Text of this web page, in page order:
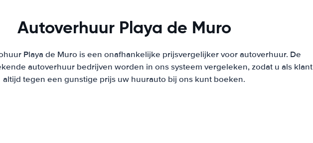
Autoverhuur Playa de Muro
Playa de Muro is een onafhankelijke prijsvergelijker voor autoverhuur. De
autoverhuur bedrijven worden in ons systeem vergeleken, zodat u als klant
altijd tegen een gunstige prijs uw huurauto bij ons kunt boeken.